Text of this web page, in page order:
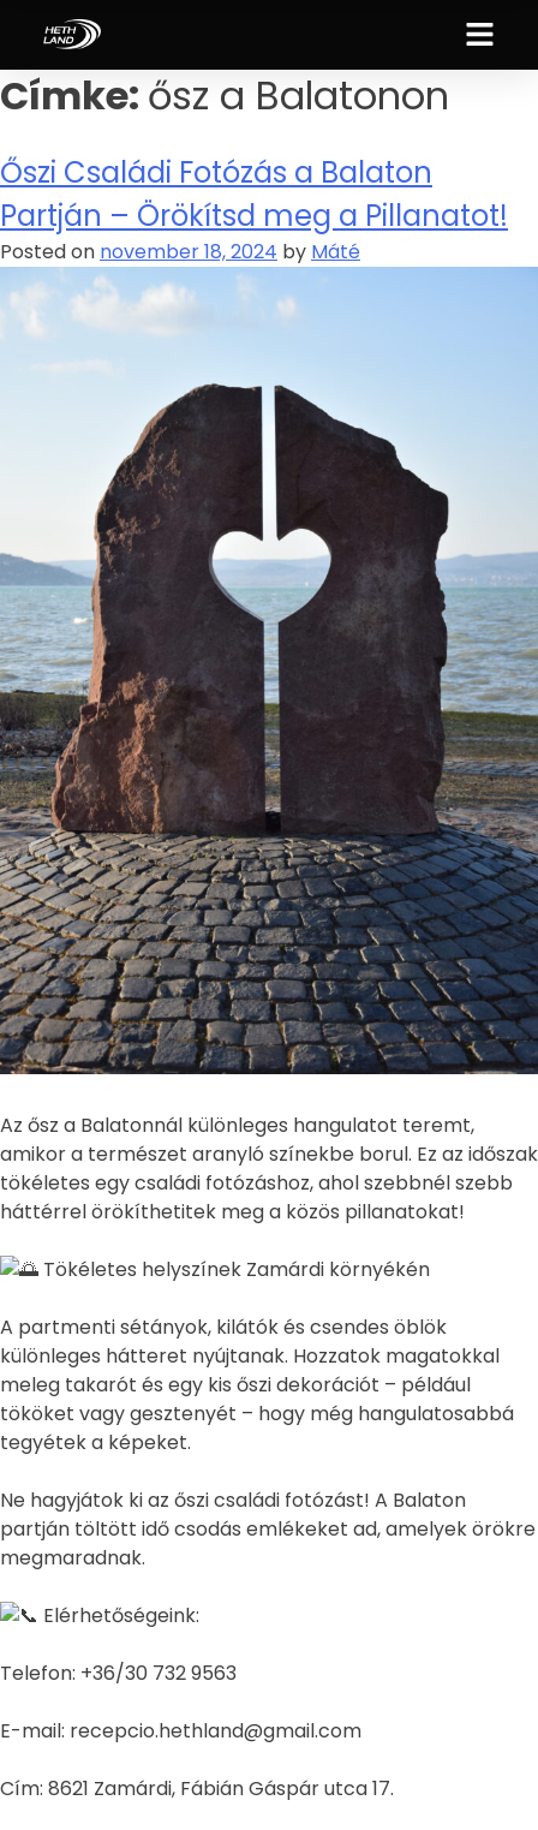
Címke: ősz a Balatonon
Őszi Családi Fotózás a Balaton
Partján – Örökítsd meg a Pillanatot!
Posted on november 18, 2024 by Máté
Az ősz a Balatonnál különleges hangulatot teremt,
amikor a természet aranyló színekbe borul. Ez az időszak
tökéletes egy családi fotózáshoz, ahol szebbnél szebb
háttérrel örökíthetitek meg a közös pillanatokat!
Tökéletes helyszínek Zamárdi környékén
A partmenti sétányok, kilátók és csendes öblök
különleges hátteret nyújtanak. Hozzatok magatokkal
meleg takarót és egy kis őszi dekorációt – például
tököket vagy gesztenyét – hogy még hangulatosabbá
tegyétek a képeket.
Ne hagyjátok ki az őszi családi fotózást! A Balaton
partján töltött idő csodás emlékeket ad, amelyek örökre
megmaradnak.
Elérhetőségeink:
Telefon: +36/30 732 9563
E-mail: recepcio.hethland@gmail.com
Cím: 8621 Zamárdi, Fábián Gáspár utca 17.